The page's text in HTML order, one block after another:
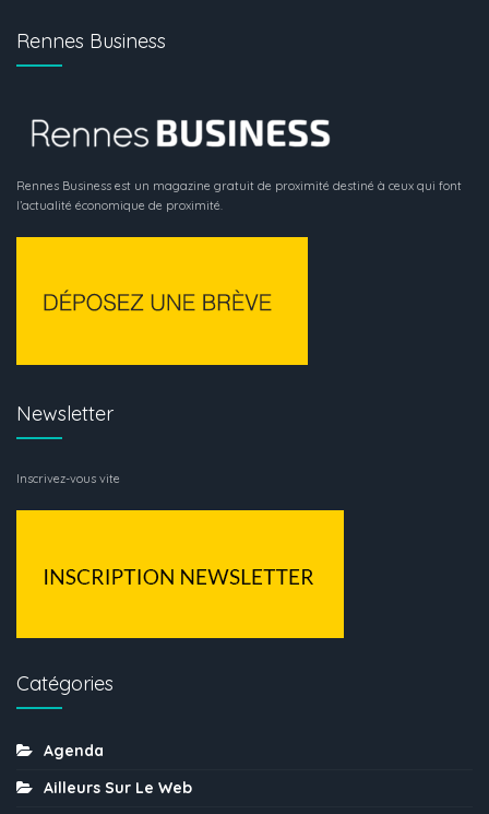
Rennes Business
Rennes Business est un magazine gratuit de proximité destiné à ceux qui font
l’actualité économique de proximité.
Newsletter
Inscrivez-vous vite
Catégories
Agenda
Ailleurs Sur Le Web